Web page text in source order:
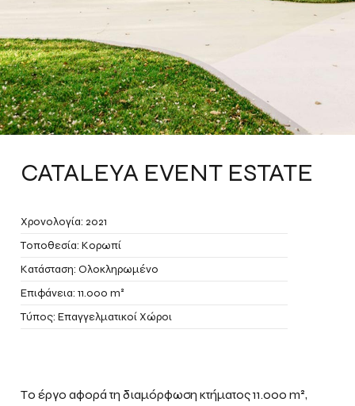
CATALEYA EVENT ESTATE
Χρονολογία: 2021
Τοποθεσία: Κορωπί
Κατάσταση: Ολοκληρωμένο
Επιφάνεια: 11.000 m²
Τύπος: Επαγγελματικοί Χώροι
Το έργο αφορά τη διαμόρφωση κτήματος 11.000 m²,